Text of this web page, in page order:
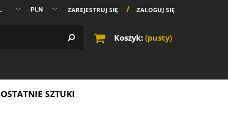
ZAREJESTRUJ SIĘ ZALOGUJ SIĘ
Koszyk: (pusty)
OSTATNIE SZTUKI